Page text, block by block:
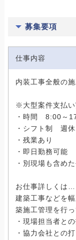
募集要項
仕事内容
内装工事全般の
※大型案件支払い
・時間 8:00～
・シフト制
・残業あり
・即日勤務可能
・別現場も含め
お仕事詳しくは…
建築工事などを
築施工管理を行
・現場担当者と
・協力会社との